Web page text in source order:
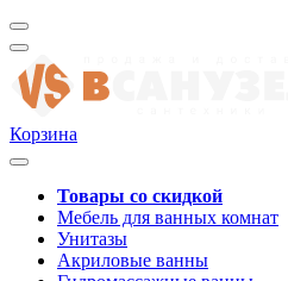
Корзина
Товары со скидкой
Мебель для ванных комнат
Унитазы
Акриловые ванны